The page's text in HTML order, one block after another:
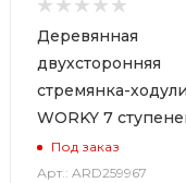
Деревянная
двухсторонняя
стремянка-ходули
WORKY 7
Под заказ
Арт.: ARD259967